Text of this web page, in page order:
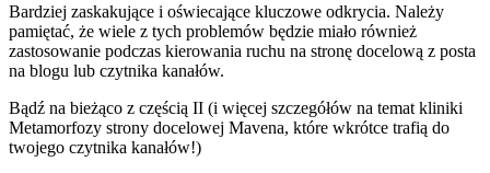
Bardziej zaskakujące i oświecające kluczowe odkrycia. Należy
pamiętać, że wiele z tych problemów będzie miało również
zastosowanie podczas kierowania ruchu na stronę docelową z posta
na blogu lub czytnika kanałów.
Bądź na bieżąco z częścią II (i więcej szczegółów na temat kliniki
Metamorfozy strony docelowej Mavena, które wkrótce trafią do
twojego czytnika kanałów!)